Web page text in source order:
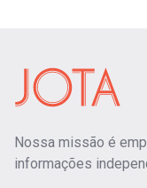
Nossa missão é
informações